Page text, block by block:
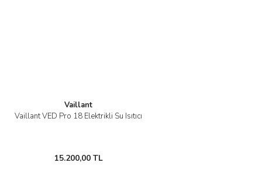
Vaillant
Vaillant VED Pro 18 Elektrikli Su Isıtıcı
15.200,00 TL